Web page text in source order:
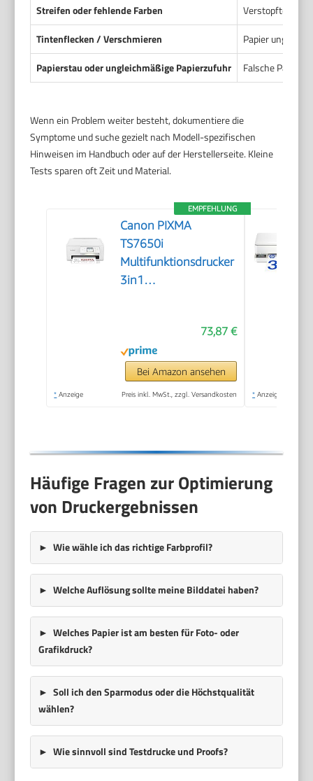
Streifen oder fehlende Farben
Verstopfte
Tintenflecken / Verschmieren
Papier
Papierstau oder ungleichmäßige Papierzufuhr
Falsche
Wenn ein Problem weiter besteht, dokumentiere die
Symptome und suche gezielt nach Modell-spezifischen
Hinweisen im Handbuch oder auf der Herstellerseite. Kleine
Tests sparen oft Zeit und Material.
EMPFEHLUNG
Canon PIXMA
TS7650i
Multifunktionsdrucker
3in1
A4, 6,7 cm Touch
LCD, WLAN,
Duplexdruck, 2
Papierzuführungen,
73,87 €
Bei Amazon ansehen
* Anzeige Preis inkl. MwSt., zzgl. Versandkosten * Anzeige
Häufige Fragen zur Optimierung
von Druckergebnissen
Wie wähle ich das richtige Farbprofil?
Welche Auflösung sollte meine Bilddatei haben?
Welches Papier ist am besten für Foto- oder
Grafikdruck?
Soll ich den Sparmodus oder die Höchstqualität
wählen?
Wie sinnvoll sind Testdrucke und Proofs?